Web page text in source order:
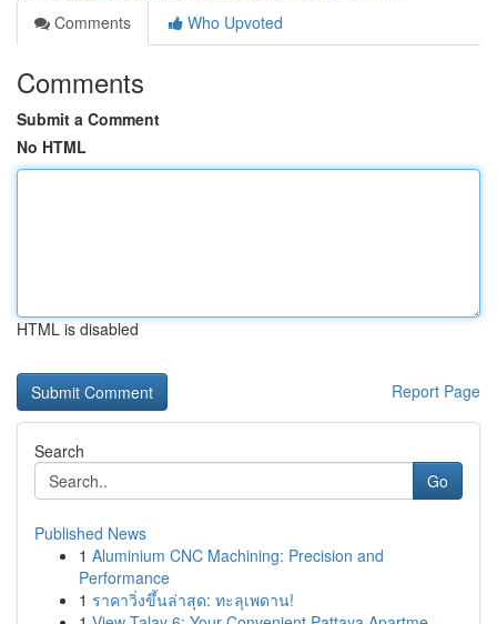
Comments
Who Upvoted
Comments
Submit a Comment
No HTML
HTML is disabled
Report Page
Search
Go
Published News
1 Aluminium CNC Machining: Precision and
Performance
1 ราคาวิ่งขึ้นล่าสุด: ทะลุเพดาน!